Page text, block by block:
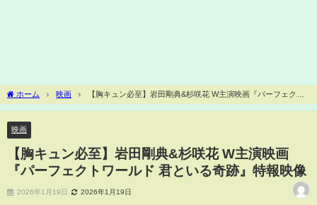
ホーム 映画
【胸キュン必至】岩田剛典&杉咲花 W主演映画『パーフェクト
ワールド 君といる奇跡』特報映像
映画
【胸キュン必至】岩田剛典&杉咲花 W主演映画
『パーフェクトワールド 君といる奇跡』特報映像
2026年1月19日 2026年1月19日